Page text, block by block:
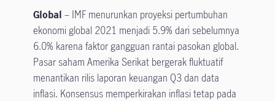
Global – IMF menurunkan proyeksi pertumbuhan
ekonomi global 2021 menjadi 5.9% dari sebelumnya
6.0% karena faktor gangguan rantai pasokan global.
Pasar saham Amerika Serikat bergerak fluktuatif
menantikan rilis laporan keuangan Q3 dan data
inflasi. Konsensus memperkirakan inflasi tetap pada